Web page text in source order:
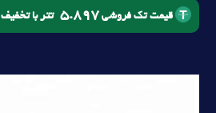
قیمت تک فروشی 5.897 تتر با تخفیف